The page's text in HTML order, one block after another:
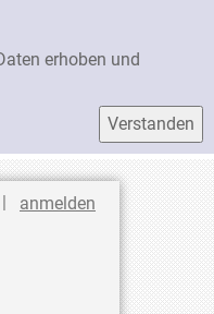
erhoben und
auswählen
| anmelden